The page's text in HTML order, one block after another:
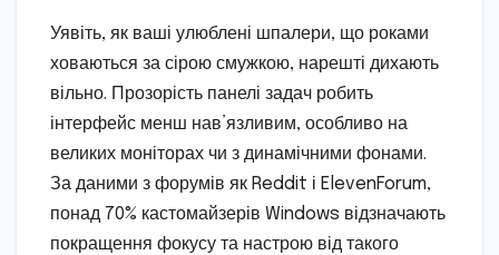
Уявіть, як ваші улюблені шпалери, що роками
ховаються за сірою смужкою, нарешті дихають
вільно. Прозорість панелі задач робить
інтерфейс менш нав’язливим, особливо на
великих моніторах чи з динамічними фонами.
За даними з форумів як Reddit і ElevenForum,
понад 70% кастомайзерів Windows відзначають
покращення фокусу та настрою від такого